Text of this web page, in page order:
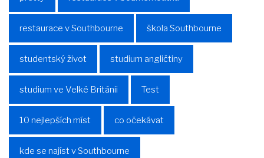
restaurace v Southbourne škola Southbourne
studentský život studium angličtiny
studium ve Velké Británii Test
10 nejlepších míst co očekávat
kde se najíst v Southbourne